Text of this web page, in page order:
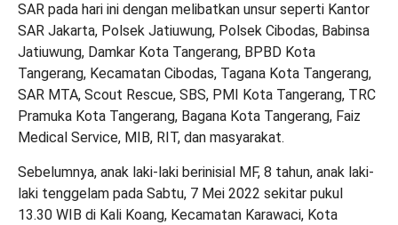
SAR pada hari ini dengan melibatkan unsur seperti Kantor
SAR Jakarta, Polsek Jatiuwung, Polsek Cibodas, Babinsa
Jatiuwung, Damkar Kota Tangerang, BPBD Kota
Tangerang, Kecamatan Cibodas, Tagana Kota Tangerang,
SAR MTA, Scout Rescue, SBS, PMI Kota Tangerang, TRC
Pramuka Kota Tangerang, Bagana Kota Tangerang, Faiz
Medical Service, MIB, RIT, dan masyarakat.
Sebelumnya, anak laki-laki berinisial MF, 8 tahun, anak laki-
laki tenggelam pada Sabtu, 7 Mei 2022 sekitar pukul
13.30 WIB di Kali Koang, Kecamatan Karawaci, Kota